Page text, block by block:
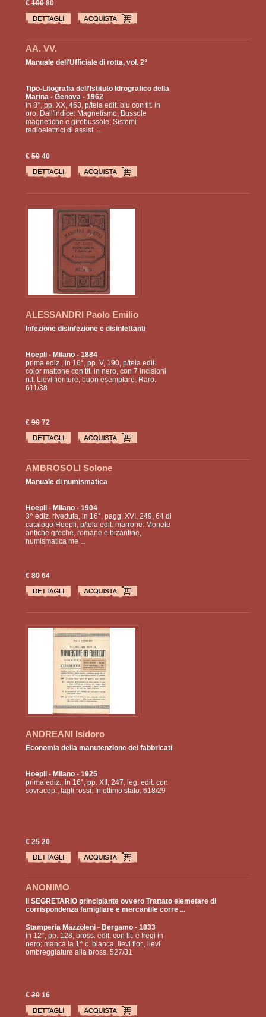
€10080
AA. VV.
Manuale dell'Ufficiale di rotta, vol. 2°
Tipo-Litografia dell'Istituto Idrografico della
Marina- Genova - 1962
in 8°, pp. XX, 463, p/tela edit. blu con tit. in
oro. Dall'indice: Magnetismo, Bussole
magnetiche e girobussole; Sistemi
radioelettrici di assist ...
€5040
ALESSANDRI Paolo Emilio
Infezione disinfezione e disinfettanti
Hoepli- Milano - 1884
prima ediz., in 16°, pp. V, 190, p/tela edit.
color mattone con tit. in nero, con 7 incisioni
n.t. Lievi fioriture, buon esemplare. Raro.
611/38
€9072
AMBROSOLI Solone
Manuale di numismatica
Hoepli- Milano - 1904
3^ ediz. riveduta, in 16°, pagg. XVI, 249, 64 di
catalogo Hoepli, p/tela edit. marrone. Monete
antiche greche, romane e bizantine,
numismatica me ...
€8064
ANDREANI Isidoro
Economia della manutenzione dei fabbricati
Hoepli- Milano - 1925
prima ediz., in 16°, pp. XII, 247, leg. edit. con
sovracop., tagli rossi. In ottimo stato. 618/29
€2520
ANONIMO
Il SEGRETARIO principiante ovvero Trattato elemetare di
corrispondenza famigliare e mercantile corre ...
Stamperia Mazzoleni- Bergamo - 1833
in 12°, pp. 128, bross. edit. con tit. e fregi in
nero; manca la 1^ c. bianca, lievi fior., lievi
ombreggiature alla bross. 527/31
€2016